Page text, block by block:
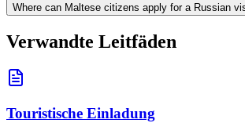
Where can Maltese citizens apply for a Russian
Verwandte Leitfäden
Touristische Einladung